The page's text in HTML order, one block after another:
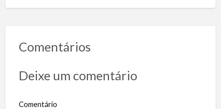
Comentários
Deixe um comentário
Comentário